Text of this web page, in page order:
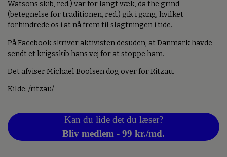
Watsons skib, red.) var for langt væk, da the grind
(betegnelse for traditionen, red.) gik i gang, hvilket
forhindrede os i at nå frem til slagtningen i tide.
På Facebook skriver aktivisten desuden, at Danmark havde
sendt et krigsskib hans vej for at stoppe ham.
Det afviser Michael Boolsen dog over for Ritzau.
Kilde: /ritzau/
Kan du lide det du læser?
Bliv medlem - 99 kr./md.